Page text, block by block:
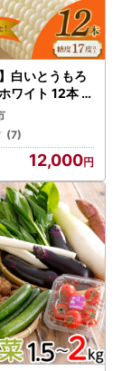
白いとうもろ
ワイト 12本 3.
8月下旬から
うもろこし
(7)
12,000